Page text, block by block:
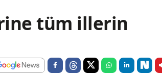
tüm illerin